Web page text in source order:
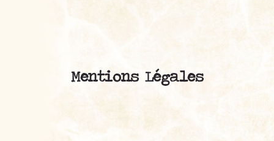
FÊTE DES 20 ANS !Mentions Légales